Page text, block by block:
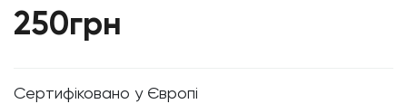
250грн
Cертифіковано у Європі